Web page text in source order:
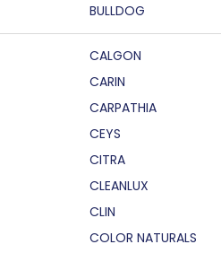
BULLDOG
CALGON
CARIN
CARPATHIA
CEYS
CITRA
CLEANLUX
CLIN
COLOR NATURALS